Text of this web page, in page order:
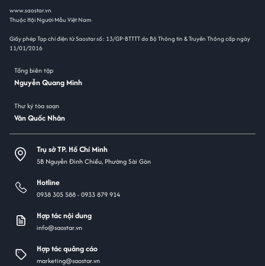
www.saostar.vn
Thuộc Hội Người Mẫu Việt Nam
Giấy phép Tạp chí điện tử Saostar số: 13/GP-BTTTT do Bộ Thông tin & Truyền Thông cấp ngày
11/01/2016
Tổng biên tập
Nguyễn Quang Minh
Thư ký tòa soạn
Văn Quốc Nhân
Trụ sở TP. Hồ Chí Minh
5B Nguyễn Đình Chiểu, Phường Sài Gòn
Hotline
0938 305 588 -0933 879 914
Hợp tác nội dung
info@saostar.vn
Hợp tác quảng cáo
marketing@saostar.vn